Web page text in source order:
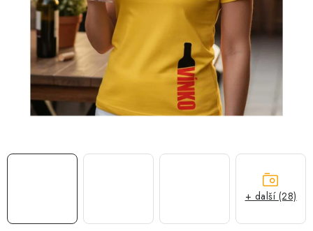
VÁNOCE
PROVIZNÍ SYSTÉM
O nás Časté otázky
Doprava a platba
Obchodní podmínky
+ další (28)